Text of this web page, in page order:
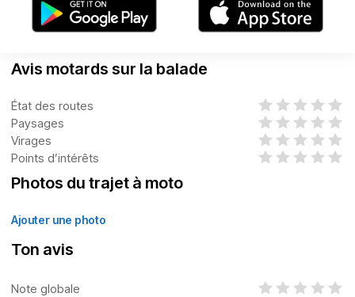
Avis motards sur la balade
État des routes
Paysages
Virages
Points d’intérêts
Photos du trajet à moto
Ajouter une photo
Ton avis
Note globale